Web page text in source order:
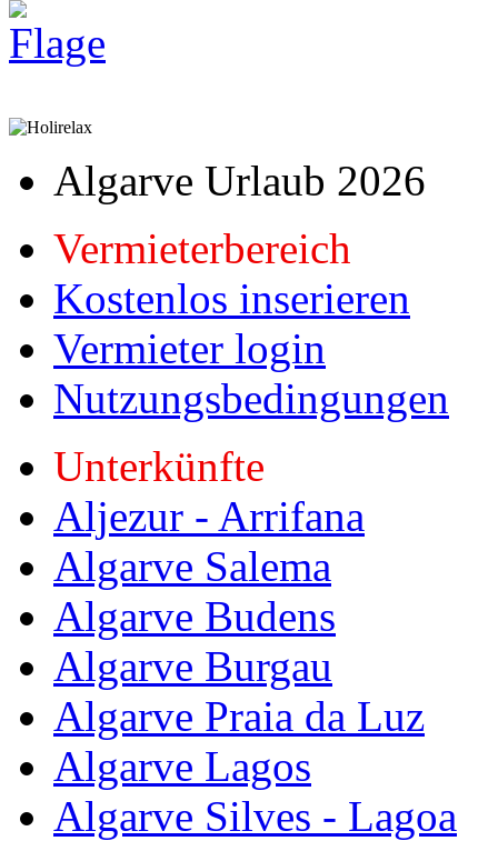
Algarve Urlaub 2026
Vermieterbereich
Kostenlos inserieren
Vermieter login
Nutzungsbedingungen
Unterkünfte
Aljezur - Arrifana
Algarve Salema
Algarve Budens
Algarve Burgau
Algarve Praia da Luz
Algarve Lagos
Algarve Silves - Lagoa